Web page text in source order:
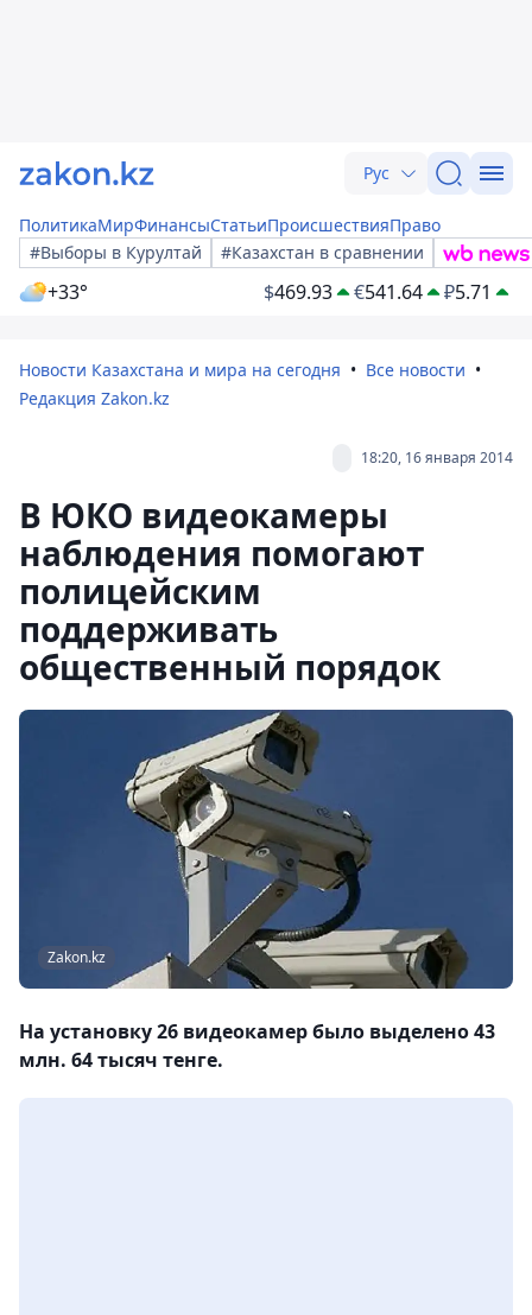
Рус
ПолитикаМирФинансыСтатьиПроисшествияПраво
#Выборы в Курултай
#Казахстан в сравнении
+33° $469.93 €541.64 ₽5.71
Новости Казахстана и мира на сегодня
Все новости
Редакция Zakon.kz
18:20, 16 января 2014
В ЮКО видеокамеры
наблюдения помогают
полицейским
поддерживать
общественный порядок
Zakon.kz
На установку 26 видеокамер было выделено 43
млн. 64 тысяч тенге.